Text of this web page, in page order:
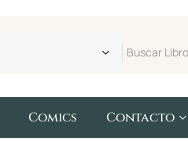
Comics Contacto